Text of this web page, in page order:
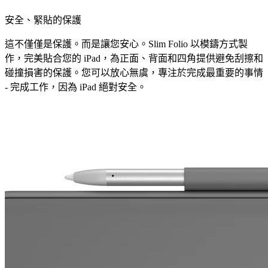
安全、緊貼的保護
這不僅僅是保護。而是讓您安心。Slim Folio 以模鑄方式製
作，完美貼合您的 iPad，為正面、背面和四角提供避免刮擦和
碰撞損害的保護。您可以放心無虞，專注於完成最重要的事情
- 完成工作，因為 iPad 絕對安全。